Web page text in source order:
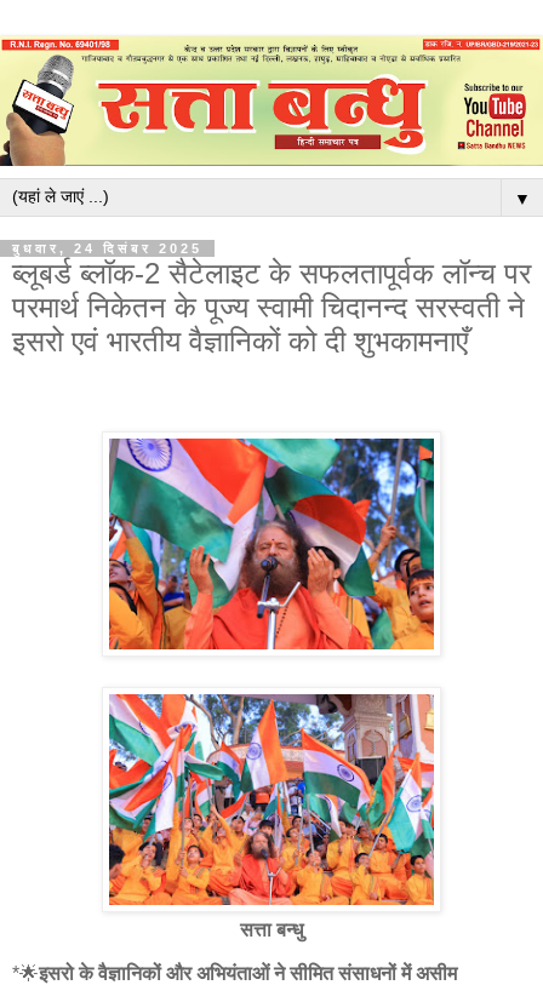
▼
बुधवार, 24 दिसंबर 2025
ब्लूबर्ड ब्लॉक-2 सैटेलाइट के सफलतापूर्वक लॉन्च पर
परमार्थ निकेतन के पूज्य स्वामी चिदानन्द सरस्वती ने
इसरो एवं भारतीय वैज्ञानिकों को दी शुभकामनाएँ
सत्ता बन्धु
*🌟इसरो के वैज्ञानिकों और अभियंताओं ने सीमित संसाधनों में असीम